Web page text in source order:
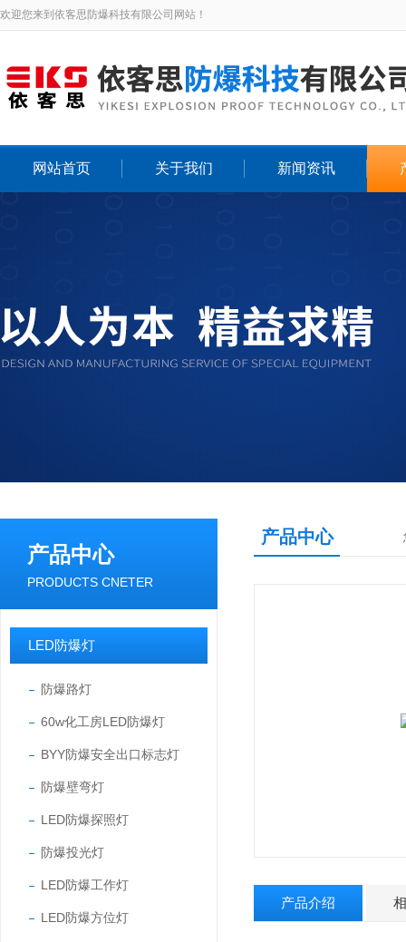
欢迎您来到依客思防爆科技有限公司网站！
网站首页 关于我们 新闻资讯
产品中心
PRODUCTS CNETER
LED防爆灯
防爆路灯
60w化工房LED防爆灯
BYY防爆安全出口标志灯
防爆壁弯灯
LED防爆探照灯
防爆投光灯
LED防爆工作灯
LED防爆方位灯
产品中心
产品介绍